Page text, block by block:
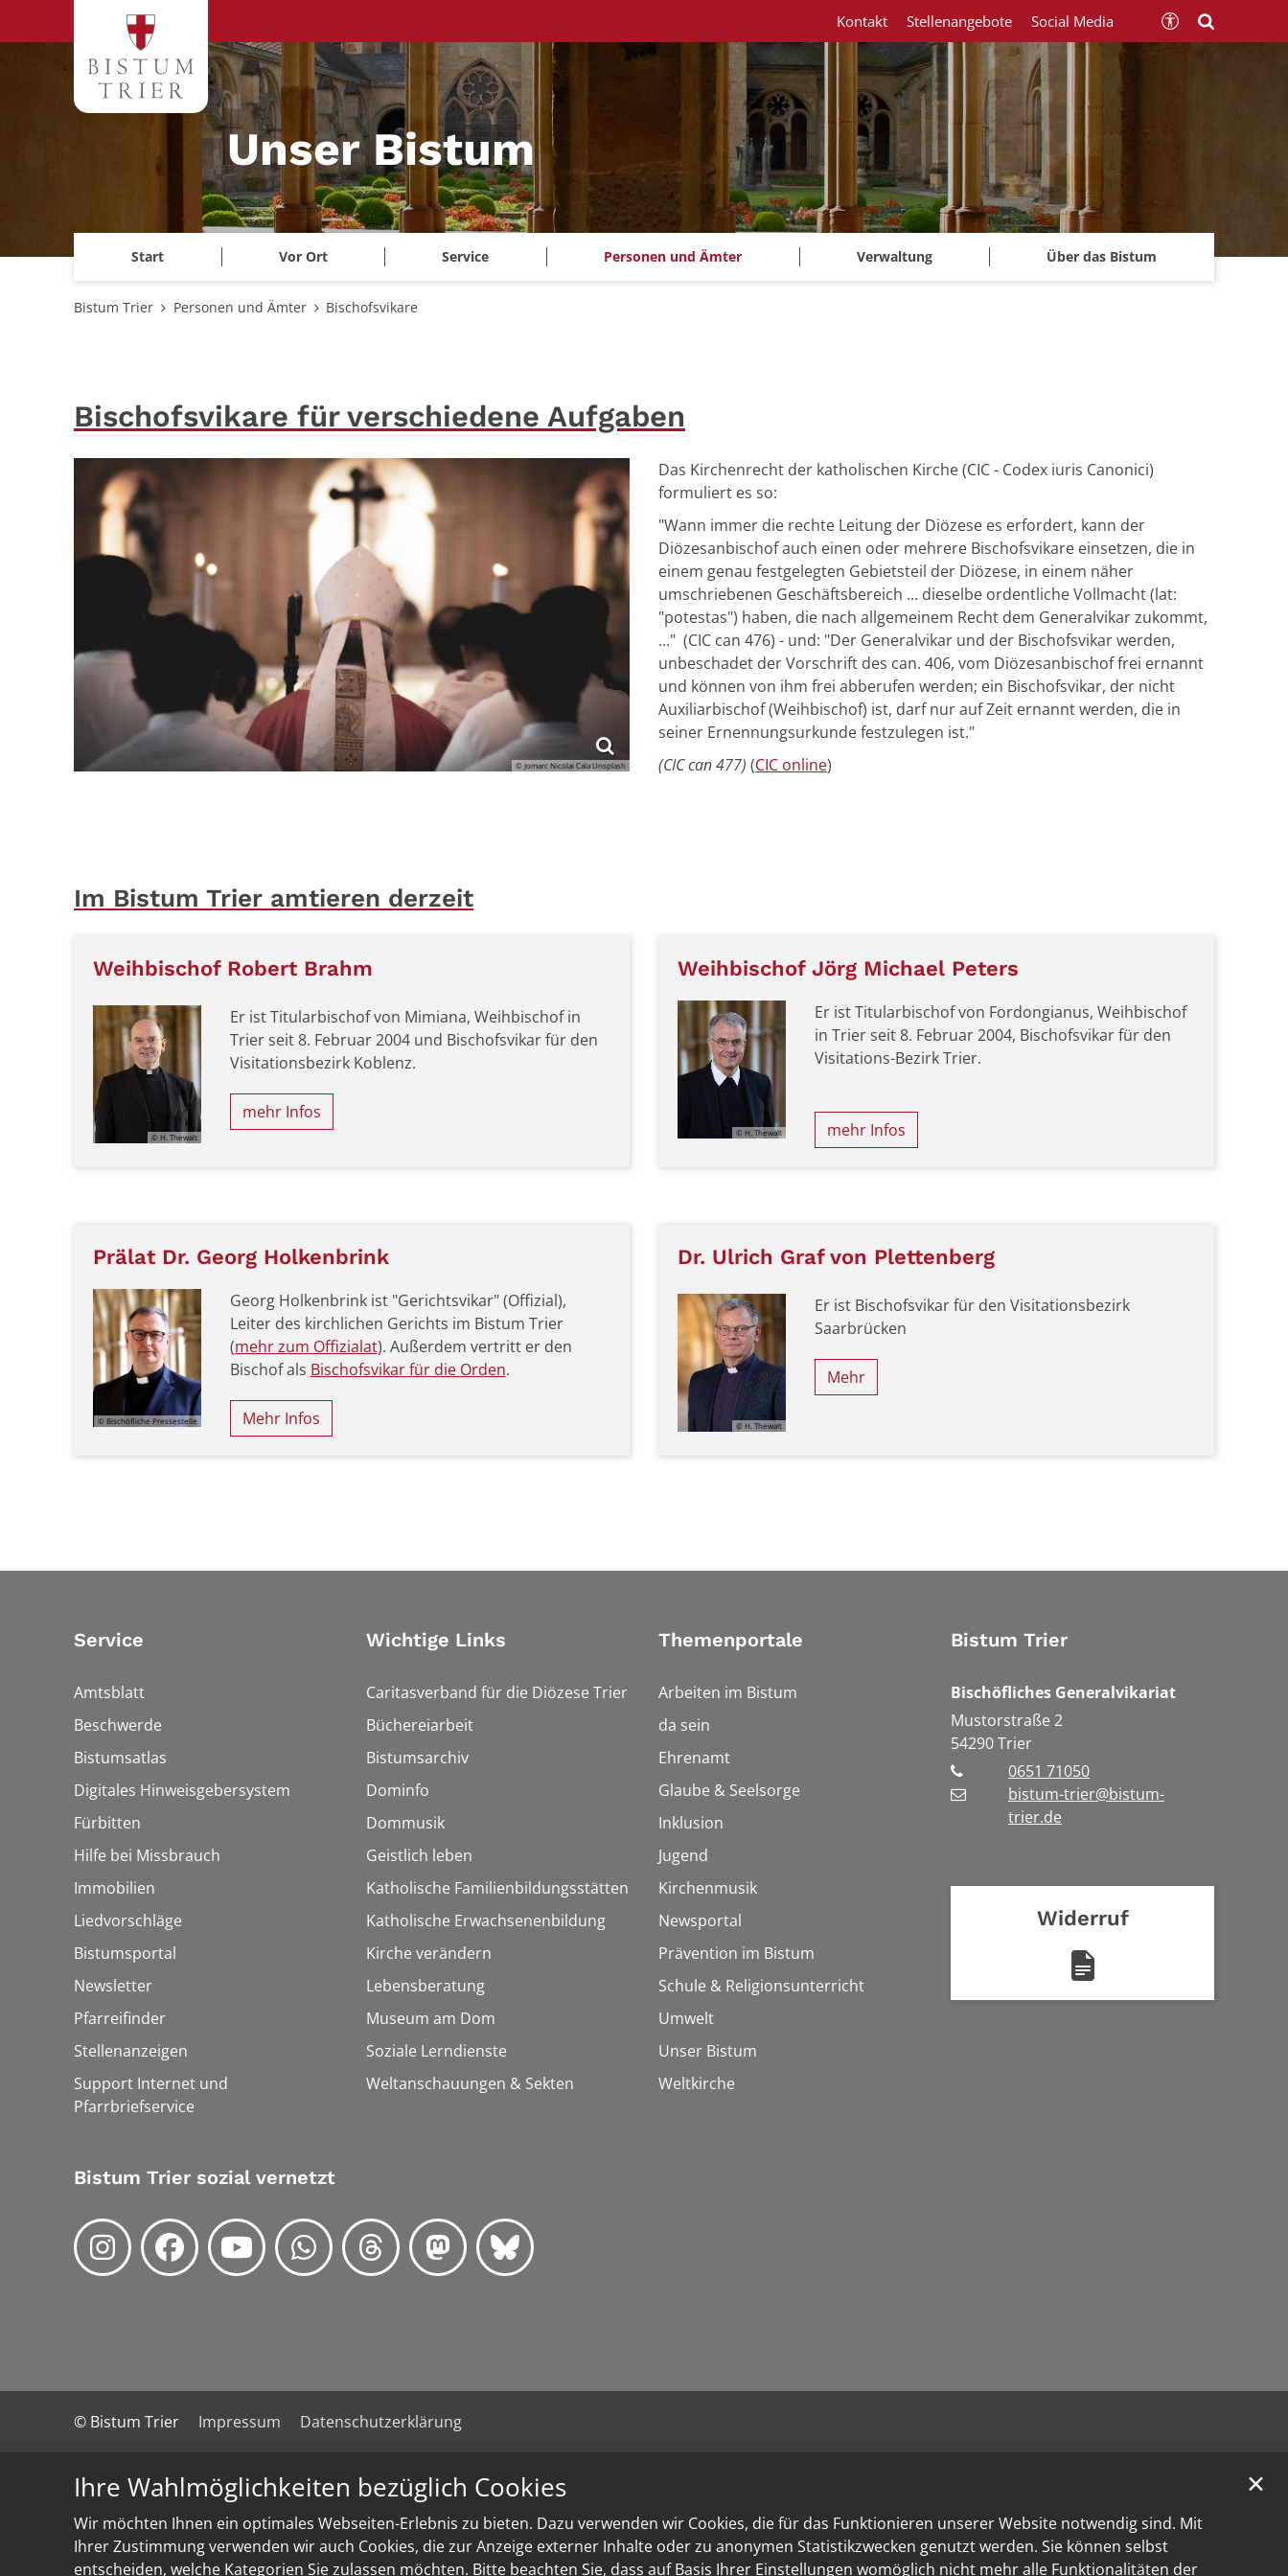
Ihre Wahlmöglichkeiten bezüglich Cookies
Wir möchten Ihnen ein optimales Webseiten-Erlebnis zu bieten. Dazu verwenden wir Cookies, die für das Funktionieren unserer Website notwendig sind. Mit
Ihrer Zustimmung verwenden wir auch Cookies, die zur Anzeige externer Inhalte oder zu anonymen Statistikzwecken genutzt werden. Sie können selbst
entscheiden, welche Kategorien Sie zulassen möchten. Bitte beachten Sie, dass auf Basis Ihrer Einstellungen womöglich nicht mehr alle Funktionalitäten der
✕
Zum Inhalt springen
Unser Bistum
Start Vor Ort Service Personen und Ämter Verwaltung Über das Bistum
Kontakt Stellenangebote Social Media
Bistum Trier Personen und Ämter Bischofsvikare
Bischofsvikare für verschiedene Aufgaben
© Jomarc Nicolai Cala Unsplash
Das Kirchenrecht der katholischen Kirche (CIC - Codex iuris Canonici)
formuliert es so:
"Wann immer die rechte Leitung der Diözese es erfordert, kann der
Diözesanbischof auch einen oder mehrere Bischofsvikare einsetzen, die in
einem genau festgelegten Gebietsteil der Diözese, in einem näher
umschriebenen Geschäftsbereich ... dieselbe ordentliche Vollmacht (lat:
"potestas") haben, die nach allgemeinem Recht dem Generalvikar zukommt,
..." (CIC can 476) - und: "Der Generalvikar und der Bischofsvikar werden,
unbeschadet der Vorschrift des can. 406, vom Diözesanbischof frei ernannt
und können von ihm frei abberufen werden; ein Bischofsvikar, der nicht
Auxiliarbischof (Weihbischof) ist, darf nur auf Zeit ernannt werden, die in
seiner Ernennungsurkunde festzulegen ist."
(CIC can 477) (CIC online)
Im Bistum Trier amtieren derzeit
Weihbischof Robert Brahm
© H. Thewalt
Er ist Titularbischof von Mimiana, Weihbischof in
Trier seit 8. Februar 2004 und Bischofsvikar für den
Visitationsbezirk Koblenz.
mehr Infos
Weihbischof Jörg Michael Peters
© H. Thewalt
Er ist Titularbischof von Fordongianus, Weihbischof
in Trier seit 8. Februar 2004, Bischofsvikar für den
Visitations-Bezirk Trier.
mehr Infos
Prälat Dr. Georg Holkenbrink
© Bischöfliche Pressestelle
Georg Holkenbrink ist "Gerichtsvikar" (Offizial),
Leiter des kirchlichen Gerichts im Bistum Trier
(mehr zum Offizialat). Außerdem vertritt er den
Bischof als Bischofsvikar für die Orden.
Mehr Infos
Dr. Ulrich Graf von Plettenberg
© H. Thewalt
Er ist Bischofsvikar für den Visitationsbezirk
Saarbrücken
Mehr
Service
Amtsblatt
Beschwerde
Bistumsatlas
Digitales Hinweisgebersystem
Fürbitten
Hilfe bei Missbrauch
Immobilien
Liedvorschläge
Bistumsportal
Newsletter
Pfarreifinder
Stellenanzeigen
Support Internet und
Pfarrbriefservice
Wichtige Links
Caritasverband für die Diözese Trier
Büchereiarbeit
Bistumsarchiv
Dominfo
Dommusik
Geistlich leben
Katholische Familienbildungsstätten
Katholische Erwachsenenbildung
Kirche verändern
Lebensberatung
Museum am Dom
Soziale Lerndienste
Weltanschauungen & Sekten
Themenportale
Arbeiten im Bistum
da sein
Ehrenamt
Glaube & Seelsorge
Inklusion
Jugend
Kirchenmusik
Newsportal
Prävention im Bistum
Schule & Religionsunterricht
Umwelt
Unser Bistum
Weltkirche
Bistum Trier
Bischöfliches Generalvikariat
Mustorstraße 2
54290Trier
0651 71050
bistum-trier@bistum-
trier.de
Widerruf
Bistum Trier sozial vernetzt
© Bistum Trier Impressum Datenschutzerklärung